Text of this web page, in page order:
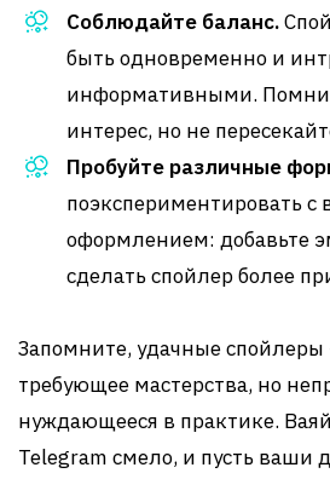
Соблюдайте баланс.
быть одновременно и
информативными.
интерес, но не
Пробуйте различные
поэкспериментировать с
оформлением: добавьте
сделать спойлер более
Запомните, удачные спойлеры
требующее мастерства, но
нуждающееся в практике.
Telegram смело, и пусть ваши